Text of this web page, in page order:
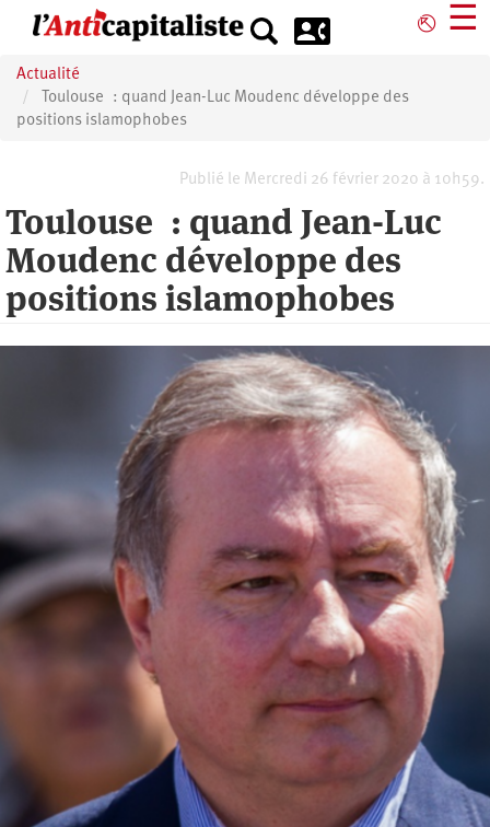
principal
⎋ ☰
Actualité
Toulouse : quand Jean-Luc Moudenc développe des
positions islamophobes
Publié le Mercredi 26 février 2020 à 10h59.
Toulouse : quand Jean-Luc
Moudenc développe des
positions islamophobes